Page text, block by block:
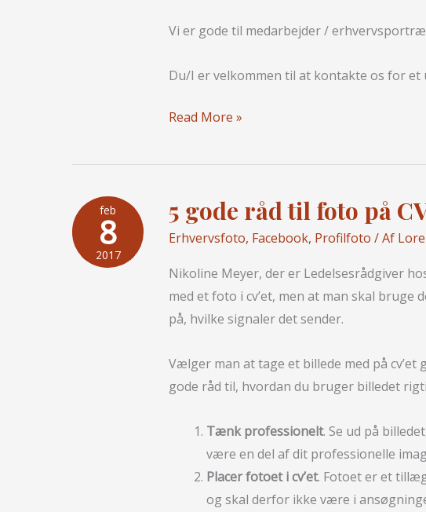
Vi er gode til medarbejder /
Du/I er velkommen til at kontakte os for
Erhvervsfotograf
Århus
Read More »
feb
8
2017
5 gode råd til foto på
Erhvervsfoto, Facebook, Profilfoto / Af
Nikoline Meyer, der er Ledelsesrådgiver
med et foto i cv’et, men at man skal
på, hvilke signaler det sender.
Vælger man at tage et billede med på
gode råd til, hvordan du bruger billedet
Tænk professionelt. Se ud på
være en del af dit professionelle
Placer fotoet i cv’et. Fotoet er et
og skal derfor ikke være i